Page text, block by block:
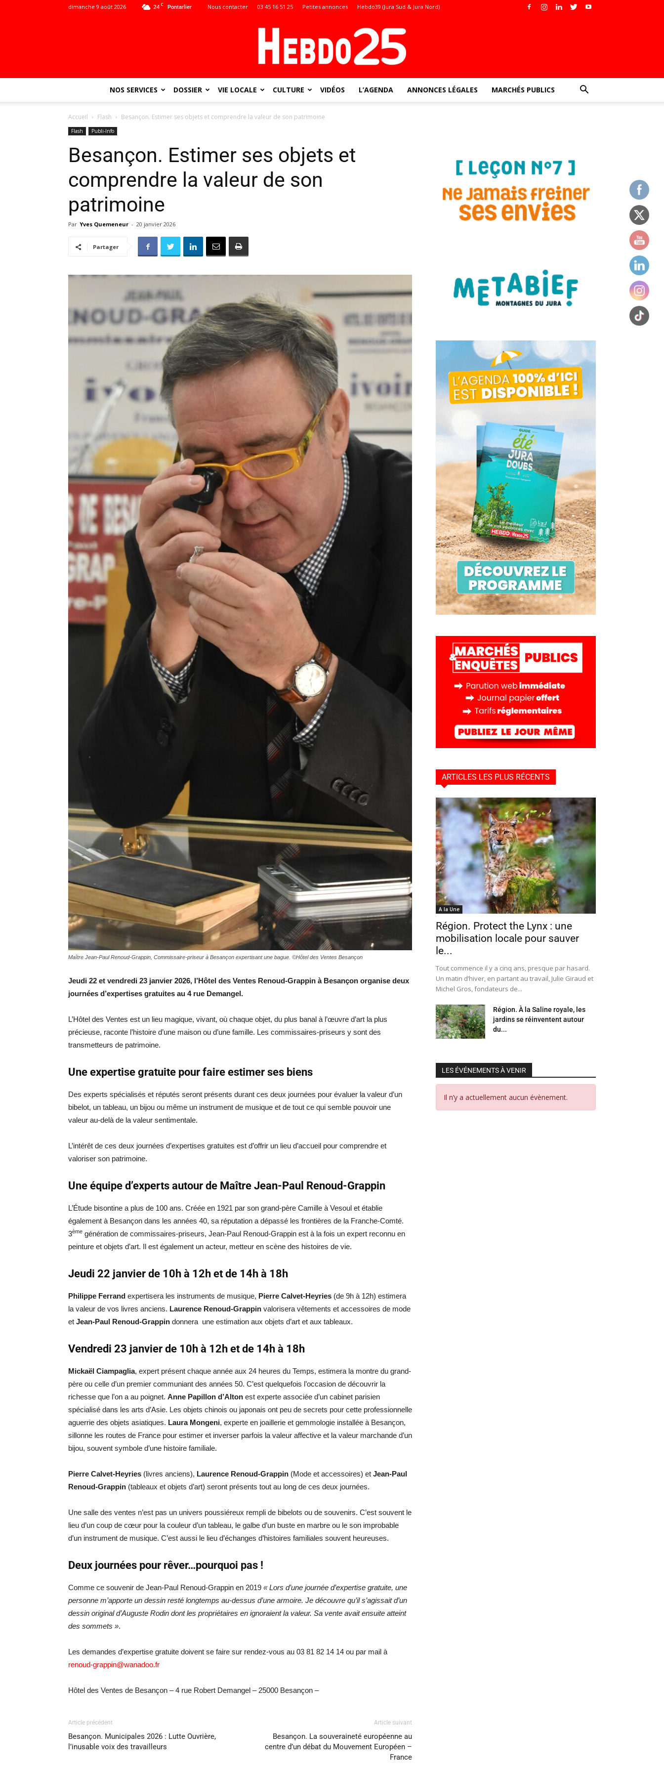
24 C Pontarlier
dimanche 9 août 2026 Nous contacter 03 45 16 51 25 Petites annonces Hebdo39 (Jura Sud & Jura Nord)
:
l'info
locale
–
Hebdo25
NOS SERVICES DOSSIER VIE LOCALE CULTURE VIDÉOS L’AGENDA ANNONCES LÉGALES MARCHÉS PUBLICS
Accueil Flash Besançon. Estimer ses objets et comprendre la valeur de son patrimoine
Flash Publi-Info
Besançon. Estimer ses objets et
comprendre la valeur de son
patrimoine
Par Yves Quemeneur - 20 janvier 2026
Partager
Maître Jean-Paul Renoud-Grappin, Commissaire-priseur à Besançon expertisant une bague. ©Hôtel des Ventes Besançon
Jeudi 22 et vendredi 23 janvier 2026, l’Hôtel des Ventes Renoud-Grappin à Besançon organise deux
journées d’expertises gratuites au 4 rue Demangel.
L’Hôtel des Ventes est un lieu magique, vivant, où chaque objet, du plus banal à l’œuvre d’art la plus
précieuse, raconte l’histoire d’une maison ou d’une famille. Les commissaires-priseurs y sont des
transmetteurs de patrimoine.
Une expertise gratuite pour faire estimer ses biens
Des experts spécialisés et réputés seront présents durant ces deux journées pour évaluer la valeur d’un
bibelot, un tableau, un bijou ou même un instrument de musique et de tout ce qui semble pouvoir une
valeur au-delà de la valeur sentimentale.
L’intérêt de ces deux journées d’expertises gratuites est d’offrir un lieu d’accueil pour comprendre et
valoriser son patrimoine.
Une équipe d’experts autour de Maître Jean-Paul Renoud-Grappin
L’Étude bisontine a plus de 100 ans. Créée en 1921 par son grand-père Camille à Vesoul et établie
également à Besançon dans les années 40, sa réputation a dépassé les frontières de la Franche-Comté.
3ème génération de commissaires-priseurs, Jean-Paul Renoud-Grappin est à la fois un expert reconnu en
peinture et objets d’art. Il est également un acteur, metteur en scène des histoires de vie.
Jeudi 22 janvier de 10h à 12h et de 14h à 18h
Philippe Ferrand expertisera les instruments de musique, Pierre Calvet-Heyries (de 9h à 12h) estimera
la valeur de vos livres anciens. Laurence Renoud-Grappin valorisera vêtements et accessoires de mode
et Jean-Paul Renoud-Grappin donnera une estimation aux objets d’art et aux tableaux.
Vendredi 23 janvier de 10h à 12h et de 14h à 18h
Mickaël Ciampaglia, expert présent chaque année aux 24 heures du Temps, estimera la montre du grand-
père ou celle d’un premier communiant des années 50. C’est quelquefois l’occasion de découvrir la
richesse que l’on a au poignet. Anne Papillon d’Alton est experte associée d’un cabinet parisien
spécialisé dans les arts d’Asie. Les objets chinois ou japonais ont peu de secrets pour cette professionnelle
aguerrie des objets asiatiques. Laura Mongeni, experte en joaillerie et gemmologie installée à Besançon,
sillonne les routes de France pour estimer et inverser parfois la valeur affective et la valeur marchande d’un
bijou, souvent symbole d’une histoire familiale.
Pierre Calvet-Heyries (livres anciens), Laurence Renoud-Grappin (Mode et accessoires) et Jean-Paul
Renoud-Grappin (tableaux et objets d’art) seront présents tout au long de ces deux journées.
Une salle des ventes n’est pas un univers poussiéreux rempli de bibelots ou de souvenirs. C’est souvent le
lieu d’un coup de cœur pour la couleur d’un tableau, le galbe d’un buste en marbre ou le son improbable
d’un instrument de musique. C’est aussi le lieu d’échanges d’histoires familiales souvent heureuses.
Deux journées pour rêver…pourquoi pas !
Comme ce souvenir de Jean-Paul Renoud-Grappin en 2019 « Lors d’une journée d’expertise gratuite, une
personne m’apporte un dessin resté longtemps au-dessus d’une armoire. Je découvre qu’il s’agissait d’un
dessin original d’Auguste Rodin dont les propriétaires en ignoraient la valeur. Sa vente avait ensuite atteint
des sommets ».
Les demandes d’expertise gratuite doivent se faire sur rendez-vous au 03 81 82 14 14 ou par mail à
renoud-grappin@wanadoo.fr
Hôtel des Ventes de Besançon – 4 rue Robert Demangel – 25000 Besançon –
Article précédent
Besançon. Municipales 2026 : Lutte Ouvrière,
l’inusable voix des travailleurs
Article suivant
Besançon. La souveraineté européenne au
centre d’un débat du Mouvement Européen –
France
ARTICLES LES PLUS RÉCENTS
A la Une
Région. Protect the Lynx : une
mobilisation locale pour sauver
le...
Tout commence il y a cinq ans, presque par hasard.
Un matin d’hiver, en partant au travail, Julie Giraud et
Michel Gros, fondateurs de...
Région. À la Saline royale, les
jardins se réinventent autour
du...
LES ÉVÉNEMENTS À VENIR
Il n’y a actuellement aucun évènement.